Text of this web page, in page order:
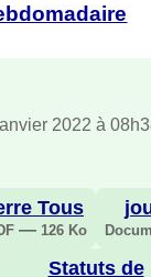
2022 à
Tous
— 126 Ko
Statuts de